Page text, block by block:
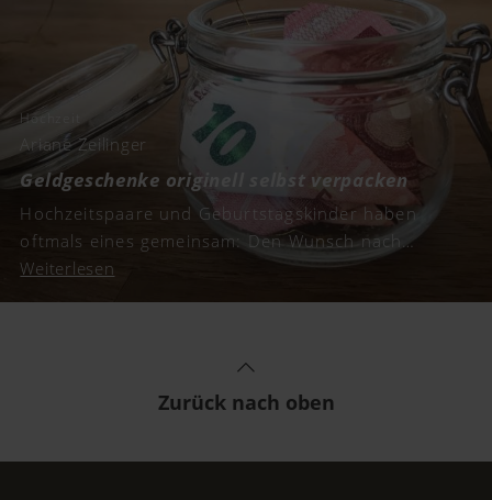
Hochzeit
Ariane Zeilinger
Geldgeschenke originell selbst verpacken
Hochzeitspaare und Geburtstagskinder haben
oftmals eines gemeinsam: Den Wunsch nach
Geldgeschenken. Wir haben für euch kreative
Weiterlesen
Zurück nach oben